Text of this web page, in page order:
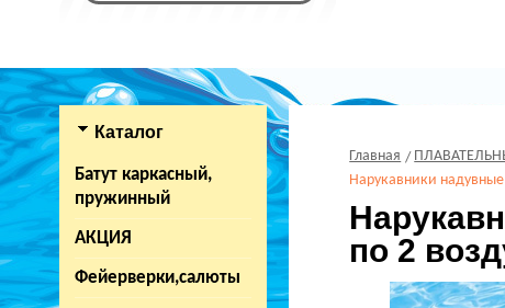
Каталог
Батут каркасный,
пружинный
АКЦИЯ
Фейерверки,салюты
Главная
Нарукавники
по 2